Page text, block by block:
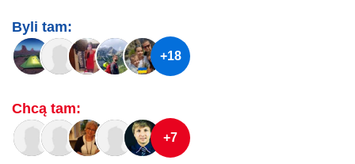
Byli tam:
+18
Chcą tam:
+7